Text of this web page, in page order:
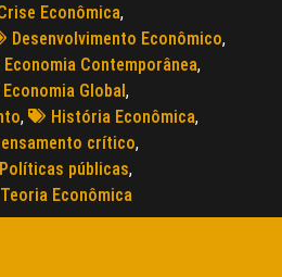
Econômica,
Desenvolvimento Econômico,
Economia Contemporânea,
Economia Global,
, História Econômica,
crítico,
Políticas públicas,
Teoria Econômica